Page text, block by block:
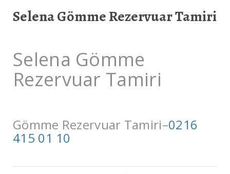
Selena Gömme Rezervuar Tamiri
Selena Gömme
Rezervuar Tamiri
Gömme Rezervuar Tamiri–0216
415 01 10